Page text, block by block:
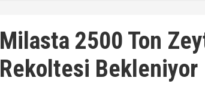
Milasta 2500 Ton
Rekoltesi Bekleniyor